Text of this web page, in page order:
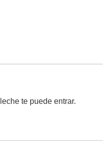
te puede entrar.